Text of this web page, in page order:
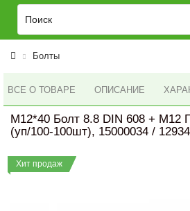
Болты
ВСЕ О ТОВАРЕ ОПИСАНИЕ
M12*40 Болт 8.8 DIN 608 + M12
(уп/100-100шт), 15000034 /
Хит продаж